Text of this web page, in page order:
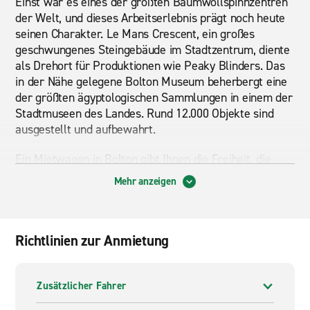
der Welt, und dieses Arbeitserlebnis prägt noch heute
seinen Charakter. Le Mans Crescent, ein großes
geschwungenes Steingebäude im Stadtzentrum, diente
als Drehort für Produktionen wie Peaky Blinders. Das
in der Nähe gelegene Bolton Museum beherbergt eine
der größten ägyptologischen Sammlungen in einem der
Stadtmuseen des Landes. Rund 12.000 Objekte sind
ausgestellt und aufbewahrt.
Ein Mietwagen in Bolton gibt Ihnen die Freiheit, die
umliegende Landschaft und die nahe gelegenen Städte
zu erreichen, ohne sich auf begrenzte Buslinien
erkunden. Das Autobahnnetz verbindet Sie mit
paar Tage in den Hügeln spazieren gehen möchten, mit
Ihrem eigenen Fahrzeug ist es einfach. Ein
Mehr anzeigen
Richtlinien zur Anmietung
Zusätzlicher Fahrer